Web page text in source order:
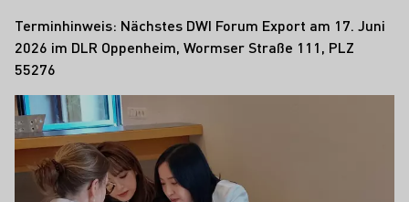
Terminhinweis: Nächstes DWI Forum Export am 17. Juni
2026 im DLR Oppenheim, Wormser Straße 111, PLZ
55276